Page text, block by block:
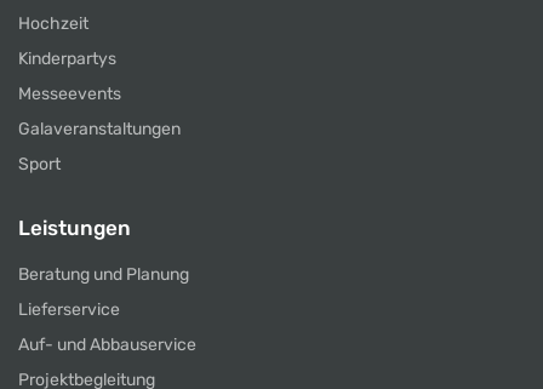
Hochzeit
Kinderpartys
Messeevents
Galaveranstaltungen
Sport
Leistungen
Beratung und Planung
Lieferservice
Auf- und Abbauservice
Projektbegleitung